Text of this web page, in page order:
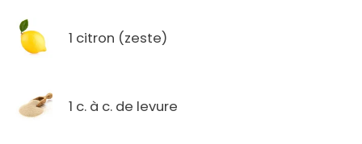
1 citron (zeste)
1 c. à c. de levure